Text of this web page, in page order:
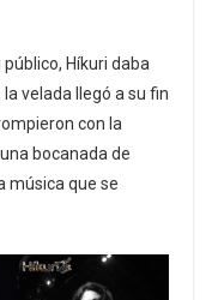
Híkuri daba
velada llegó a su fin
con la
bocanada de
música que se